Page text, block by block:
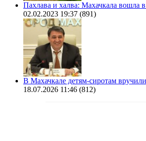
Пахлава и халва: Махачкала вошла
02.02.2023 19:37 (891)
В Махачкале детям-сиротам
18.07.2026 11:46 (812)